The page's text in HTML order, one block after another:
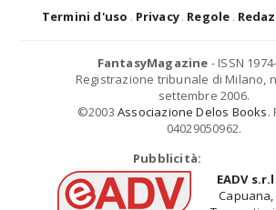
Termini d'uso Privacy Regole
FantasyMagazine - ISSN
Registrazione tribunale di Milano,
settembre 2006.
©2003 Associazione Delos Books.
04029050962.
Pubblicità:
EADV
Capuana,